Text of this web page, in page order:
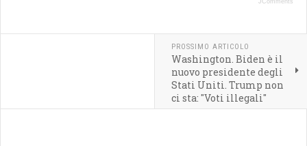
PROSSIMO ARTICOLO
Washington. Biden è il
nuovo presidente degli
Stati Uniti. Trump non
ci sta: "Voti illegali"